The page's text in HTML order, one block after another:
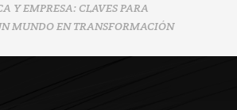
Y EMPRESA: CLAVES PARA
MUNDO EN TRANSFORMACIÓN